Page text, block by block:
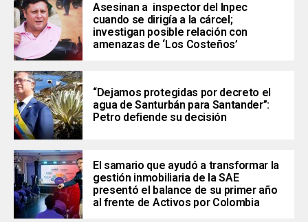
Asesinan a inspector del Inpec
cuando se dirigía a la cárcel;
investigan posible relación con
amenazas de ‘Los Costeños’
“Dejamos protegidas por decreto el
agua de Santurbán para Santander”:
Petro defiende su decisión
El samario que ayudó a transformar la
gestión inmobiliaria de la SAE
presentó el balance de su primer año
al frente de Activos por Colombia